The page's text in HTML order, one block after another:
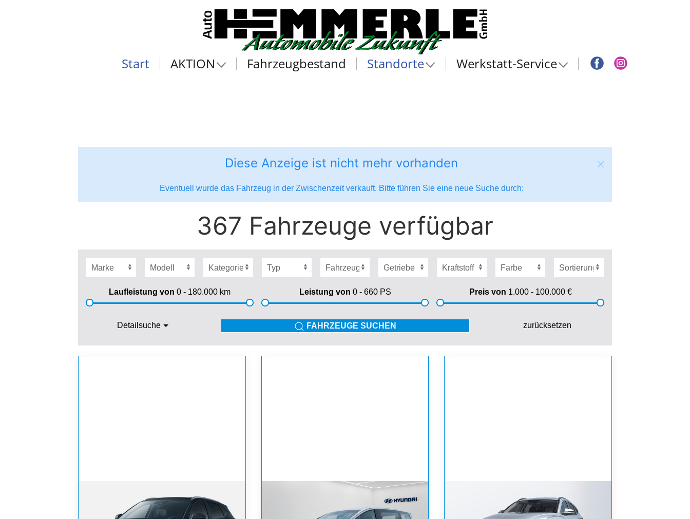
Start AKTION Fahrzeugbestand Standorte Werkstatt-Service
Diese Anzeige ist nicht mehr vorhanden
Eventuell wurde das Fahrzeug in der Zwischenzeit verkauft. Bitte führen Sie eine neue Suche durch:
367 Fahrzeuge verfügbar
Laufleistung von 0 - 180.000km Leistung von 0 - 660PS Preis von 1.000 - 100.000€
Detailsuche FAHRZEUGE SUCHEN zurücksetzen